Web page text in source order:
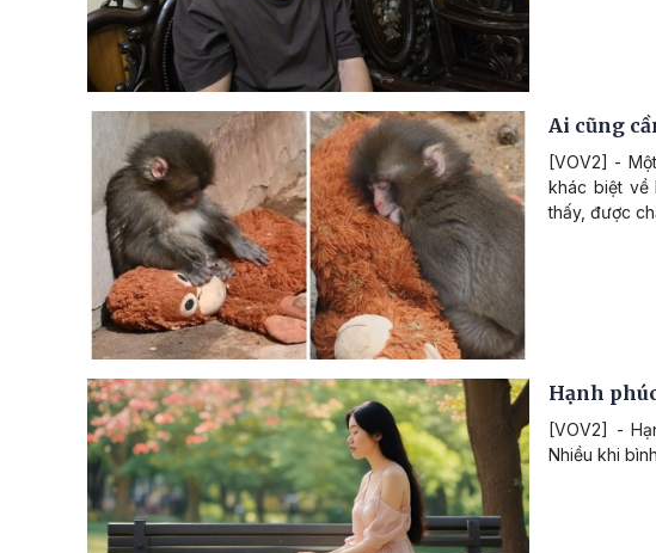
Ai cũng
[VOV2] -
khác biệt về
thấy, được
Hạnh
[VOV2] -
Nhiều khi